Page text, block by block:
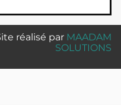
réalisé par MAADAM
SOLUTIONS